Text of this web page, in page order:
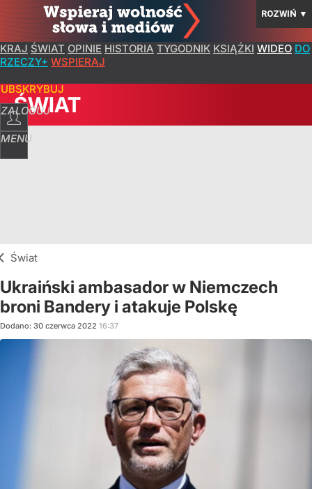
ROZWIŃ ▼
KRAJ ŚWIAT OPINIE HISTORIA TYGODNIK KSIĄŻKI WIDEO DO
RZECZY+ WSPIERAJ
ZALOGUJ
MENU
ŚWIAT
Świat
Ukraiński ambasador w Niemczech
broni Bandery i atakuje Polskę
Dodano: 30 czerwca 2022 16:37